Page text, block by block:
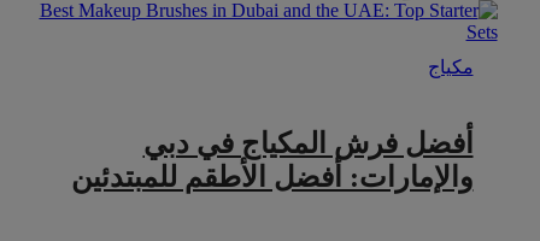
مكياج
أفضل فرش المكياج في دبي
والإمارات: أفضل الأطقم للمبتدئين